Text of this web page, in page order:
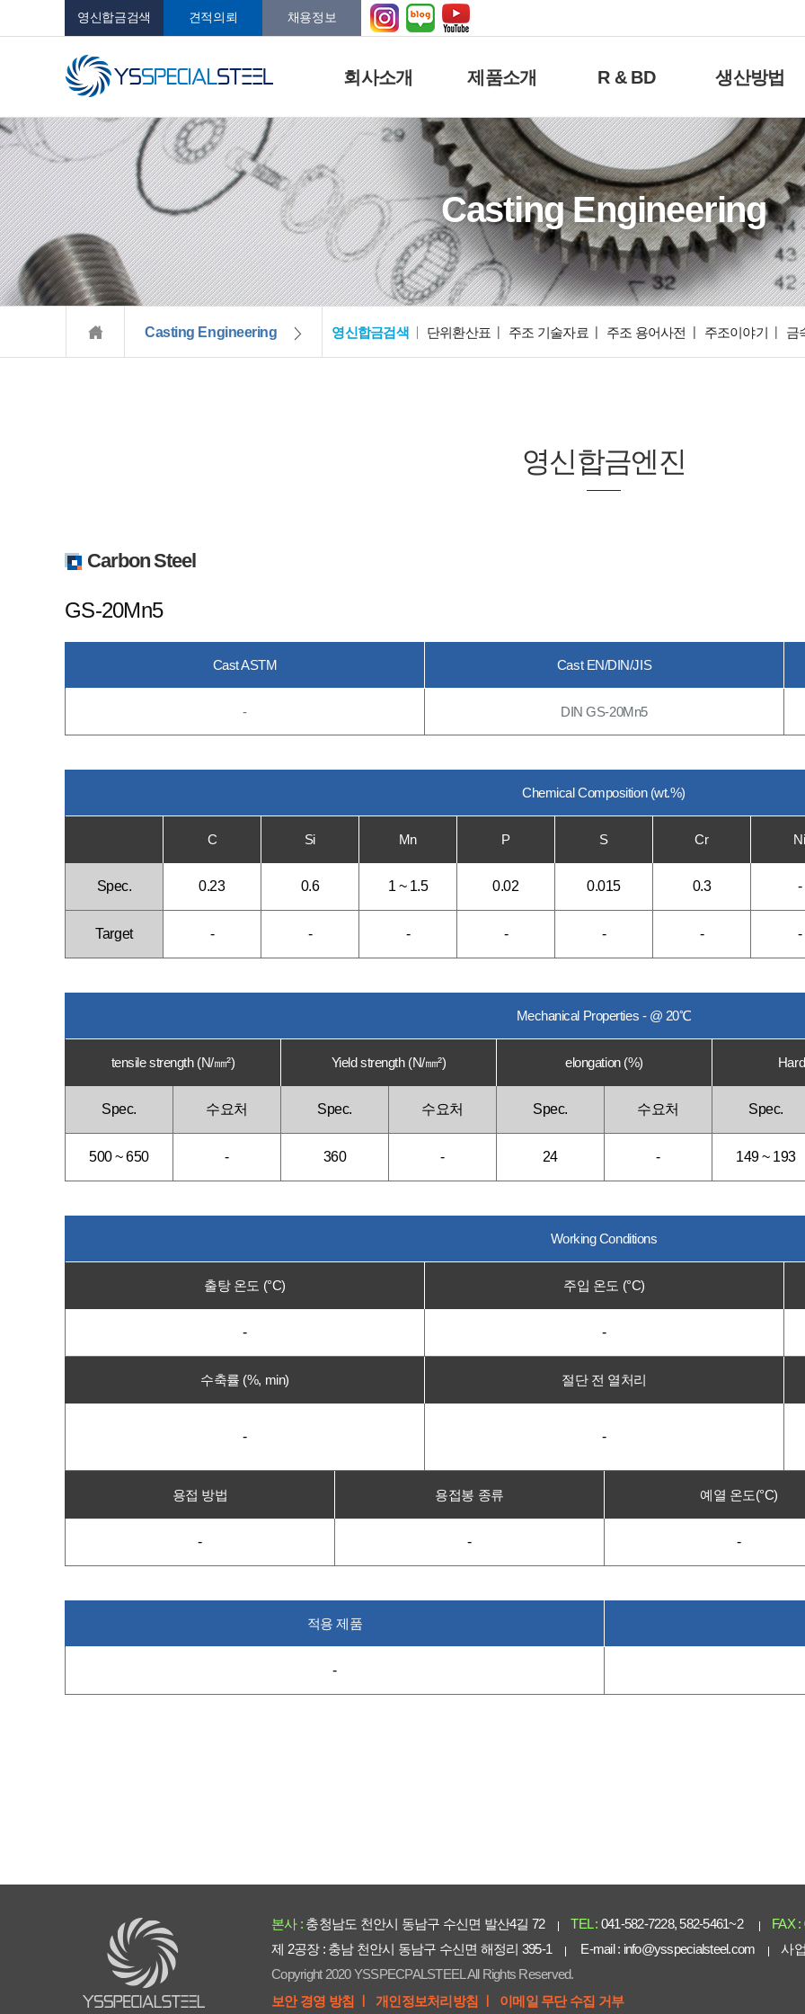
영신합금검색 견적의뢰 채용정보
회사소개 제품소개 R & BD 생산방법
Casting Engineering
Casting Engineering 영신합금검색 단위환산표 주조 기술자료 주조 용어사전 주조이야기 금
영신합금엔진
Carbon Steel
GS-20Mn5
Cast ASTM Cast EN/DIN/JIS
- DIN GS-20Mn5
Chemical Composition (wt.%)
C Si Mn P S Cr Ni
Spec. 0.23 0.6 1 ~ 1.5 0.02 0.015 0.3 -
Target - - - - - - -
Mechanical Properties - @ 20℃
tensile strength (N/㎜²) Yield strength (N/㎜²) elongation (%)
Spec. 수요처 Spec. 수요처 Spec. 수요처 Spec.
500 ~ 650 - 360 - 24 - 149 ~ 193
Working Conditions
출탕 온도 (°C) 주입 온도 (°C)
- -
수축률 (%, min) 절단 전 열처리
- -
용접 방법 용접봉 종류 예열 온도(°C)
- - -
적용 제품
-
본사 : 충청남도 천안시 동남구 수신면 발산4길 72 TEL : 041-582-7228, 582-5461~2 FAX :
제 2공장 : 충남 천안시 동남구 수신면 해정리 395-1
E-mail : info@ysspecialsteel.com 사
Copyright 2020 YSSPECPALSTEEL All Rights Reserved.
보안 경영 방침 ㅣ
개인정보처리방침 ㅣ 이메일 무단 수집 거부